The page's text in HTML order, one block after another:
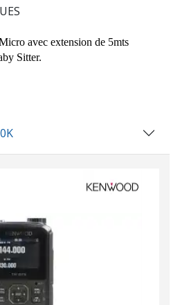
avec extension de 5mts
Sitter.